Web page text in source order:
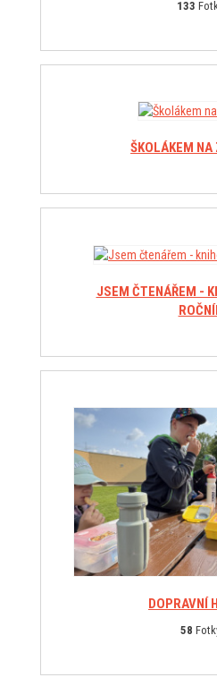
133
ŠKOLÁKEM NA
JSEM ČTENÁŘEM -
DOPRAVNÍ
58